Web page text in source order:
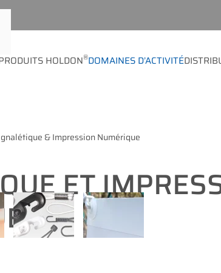
HOLDON®DOMAINES D’ACTIVITÉ
& Impression Numérique
ET